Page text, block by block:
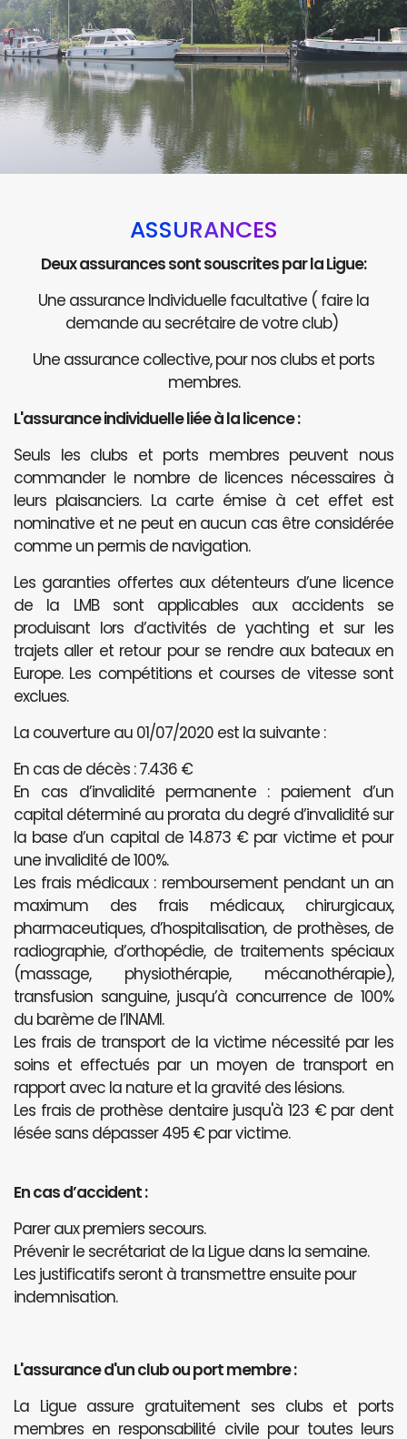
ASSURANCES
Deux assurances sont souscrites par la Ligue:
Une assurance Individuelle facultative ( faire la
demande au secrétaire de votre club)
Une assurance collective, pour nos clubs et ports
membres.
L'assurance individuelle liée à la licence :
Seuls les clubs et ports membres peuvent nous
commander le nombre de licences nécessaires à
leurs plaisanciers. La carte émise à cet effet est
nominative et ne peut en aucun cas être considérée
comme un permis de navigation.
Les garanties offertes aux détenteurs d’une licence
de la LMB sont applicables aux accidents se
produisant lors d’activités de yachting et sur les
trajets aller et retour pour se rendre aux bateaux en
Europe. Les compétitions et courses de vitesse sont
exclues.
La couverture au 01/07/2020 est la suivante :
En cas de décès : 7.436 €
En cas d’invalidité permanente : paiement d’un
capital déterminé au prorata du degré d’invalidité sur
la base d’un capital de 14.873 € par victime et pour
une invalidité de 100%.
Les frais médicaux : remboursement pendant un an
maximum des frais médicaux, chirurgicaux,
pharmaceutiques, d’hospitalisation, de prothèses, de
radiographie, d’orthopédie, de traitements spéciaux
(massage, physiothérapie, mécanothérapie),
transfusion sanguine, jusqu’à concurrence de 100%
du barème de l’INAMI.
Les frais de transport de la victime nécessité par les
soins et effectués par un moyen de transport en
rapport avec la nature et la gravité des lésions.
Les frais de prothèse dentaire jusqu'à 123 € par dent
lésée sans dépasser 495 € par victime.
En cas d’accident :
Parer aux premiers secours.
Prévenir le secrétariat de la Ligue dans la semaine.
Les justificatifs seront à transmettre ensuite pour
indemnisation.
L'assurance d'un club ou port membre :
La Ligue assure gratuitement ses clubs et ports
membres en responsabilité civile pour toutes leurs